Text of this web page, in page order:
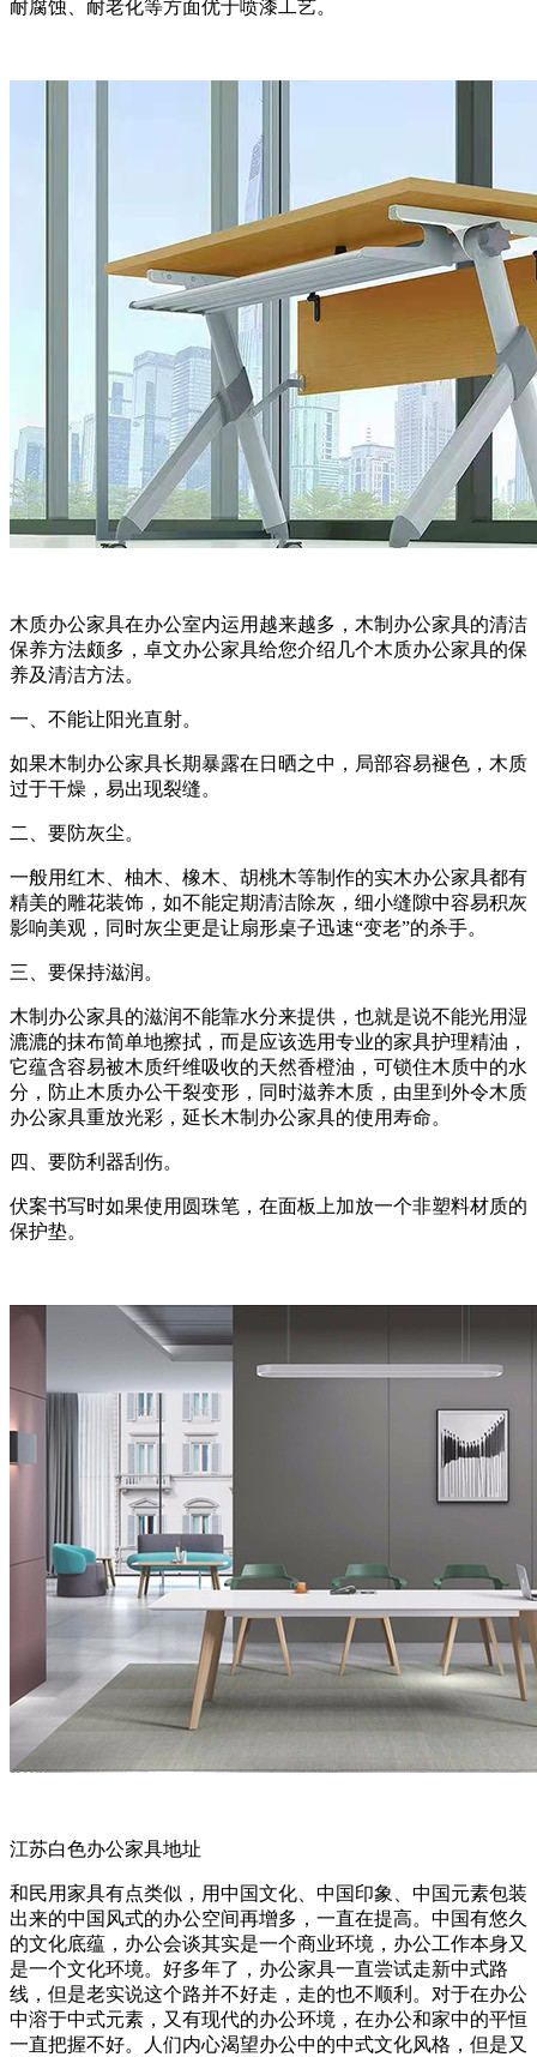
耐腐蚀、耐老化等方面优于喷漆工艺。
木质办公家具在办公室内运用越来越多，木制办公家具的清洁
保养方法颇多，卓文办公家具给您介绍几个木质办公家具的保
养及清洁方法。
一、不能让阳光直射。
如果木制办公家具长期暴露在日晒之中，局部容易褪色，木质
过于干燥，易出现裂缝。
二、要防灰尘。
一般用红木、柚木、橡木、胡桃木等制作的实木办公家具都有
精美的雕花装饰，如不能定期清洁除灰，细小缝隙中容易积灰
影响美观，同时灰尘更是让扇形桌子迅速“变老”的杀手。
三、要保持滋润。
木制办公家具的滋润不能靠水分来提供，也就是说不能光用湿
漉漉的抹布简单地擦拭，而是应该选用专业的家具护理精油，
它蕴含容易被木质纤维吸收的天然香橙油，可锁住木质中的水
分，防止木质办公干裂变形，同时滋养木质，由里到外令木质
办公家具重放光彩，延长木制办公家具的使用寿命。
四、要防利器刮伤。
伏案书写时如果使用圆珠笔，在面板上加放一个非塑料材质的
保护垫。
江苏白色办公家具地址
和民用家具有点类似，用中国文化、中国印象、中国元素包装
出来的中国风式的办公空间再增多，一直在提高。中国有悠久
的文化底蕴，办公会谈其实是一个商业环境，办公工作本身又
是一个文化环境。好多年了，办公家具一直尝试走新中式路
线，但是老实说这个路并不好走，走的也不顺利。对于在办公
中溶于中式元素，又有现代的办公环境，在办公和家中的平恒
一直把握不好。人们内心渴望办公中的中式文化风格，但是又